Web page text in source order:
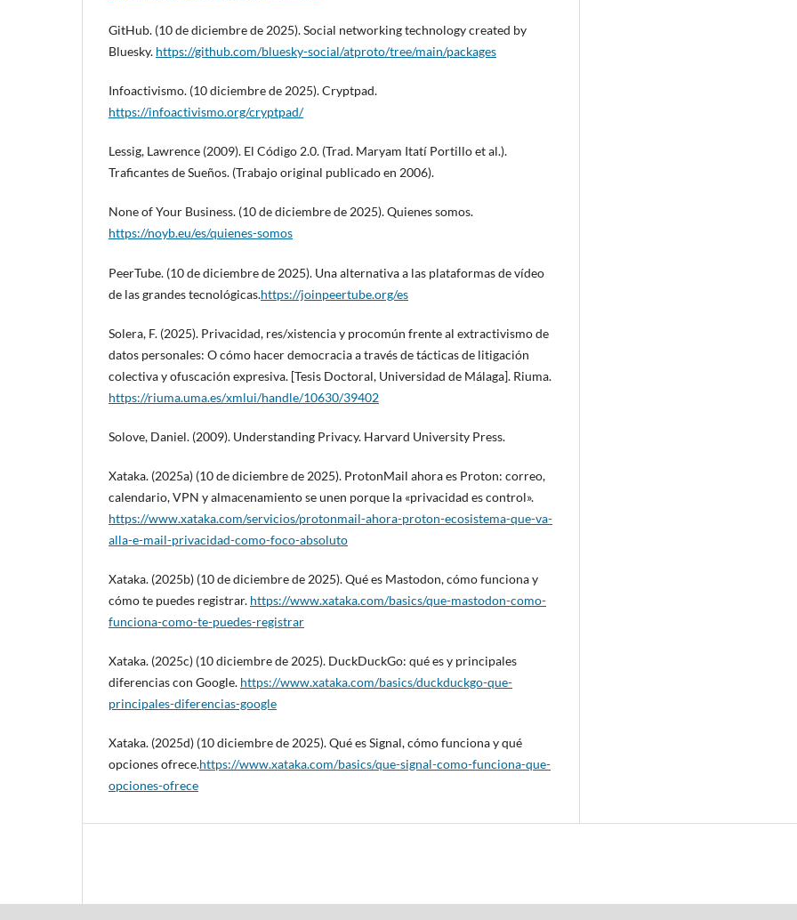
GitHub. (10 de diciembre de 2025). Social networking technology created by
Bluesky. https://github.com/bluesky-social/atproto/tree/main/packages
Infoactivismo. (10 diciembre de 2025). Cryptpad.
https://infoactivismo.org/cryptpad/
Lessig, Lawrence (2009). El Código 2.0. (Trad. Maryam Itatí Portillo et al.).
Traficantes de Sueños. (Trabajo original publicado en 2006).
None of Your Business. (10 de diciembre de 2025). Quienes somos.
https://noyb.eu/es/quienes-somos
PeerTube. (10 de diciembre de 2025). Una alternativa a las plataformas de vídeo
de las grandes tecnológicas.https://joinpeertube.org/es
Solera, F. (2025). Privacidad, res/xistencia y procomún frente al extractivismo de
datos personales: O cómo hacer democracia a través de tácticas de litigación
colectiva y ofuscación expresiva. [Tesis Doctoral, Universidad de Málaga]. Riuma.
https://riuma.uma.es/xmlui/handle/10630/39402
Solove, Daniel. (2009). Understanding Privacy. Harvard University Press.
Xataka. (2025a) (10 de diciembre de 2025). ProtonMail ahora es Proton: correo,
calendario, VPN y almacenamiento se unen porque la «privacidad es control».
https://www.xataka.com/servicios/protonmail-ahora-proton-ecosistema-que-va-
alla-e-mail-privacidad-como-foco-absoluto
Xataka. (2025b) (10 de diciembre de 2025). Qué es Mastodon, cómo funciona y
cómo te puedes registrar. https://www.xataka.com/basics/que-mastodon-como-
funciona-como-te-puedes-registrar
Xataka. (2025c) (10 diciembre de 2025). DuckDuckGo: qué es y principales
diferencias con Google. https://www.xataka.com/basics/duckduckgo-que-
principales-diferencias-google
Xataka. (2025d) (10 diciembre de 2025). Qué es Signal, cómo funciona y qué
opciones ofrece.https://www.xataka.com/basics/que-signal-como-funciona-que-
opciones-ofrece